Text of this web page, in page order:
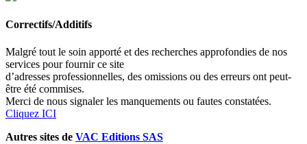
Correctifs/Additifs
Malgré tout le soin apporté et des recherches approfondies de nos
services pour fournir ce site
d’adresses professionnelles, des omissions ou des erreurs ont peut-
être été commises.
Merci de nous signaler les manquements ou fautes constatées.
Cliquez ICI
Autres sites de VAC Editions SAS